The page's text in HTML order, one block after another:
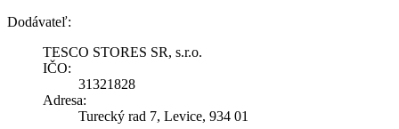
Dodávateľ:
TESCO STORES SR, s.r.o.
IČO:
31321828
Adresa:
Turecký rad 7, Levice, 934 01